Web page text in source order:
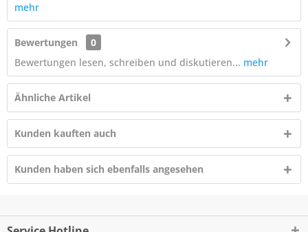
mehr
Bewertungen
0
Bewertungen lesen, schreiben und diskutieren... mehr
Ähnliche Artikel
Kunden kauften auch
Kunden haben sich ebenfalls angesehen